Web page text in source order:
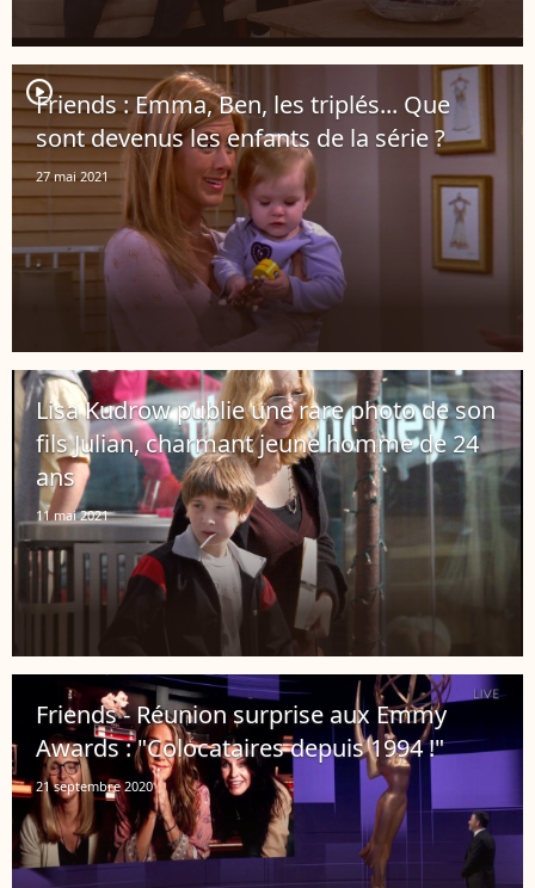
player2
Friends : Emma, Ben, les triplés... Que
sont devenus les enfants de la série ?
27 mai 2021
Lisa Kudrow publie une rare photo de son
fils Julian, charmant jeune homme de 24
ans
11 mai 2021
Friends - Réunion surprise aux Emmy
Awards : "Colocataires depuis 1994 !"
21 septembre 2020